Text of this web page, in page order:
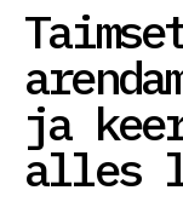
ja
alles